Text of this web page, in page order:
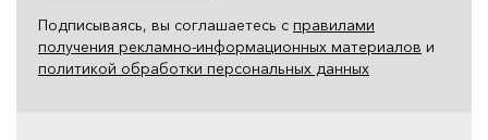
Подписываясь, вы соглашаетесь с правилами
получения рекламно-информационных материалов и
политикой обработки персональных данных